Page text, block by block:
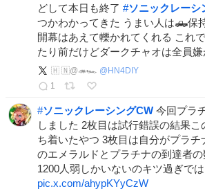
どして本日も終了 #ソニックレーシ
つかわかってきた うまい人は🛻保
開幕はあえて轢かれてくれる これ
たり前だけどダークチャオは全員嫌
🇭 🇳@🦔🏎 @ HN4DIY
1
#ソニックレーシングCW 今回プラ
しました 2枚目は試行錯誤の結果こ
ち着いたやつ 3枚目は自分がプラチ
のエメラルドとプラチナの到達者の
1200人弱しかいないのキツ過ぎでは
pic.x.com/ahypKYyCzW